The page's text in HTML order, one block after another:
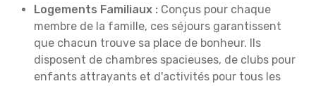
Logements Familiaux : Conçus pour chaque
membre de la famille, ces séjours garantissent
que chacun trouve sa place de bonheur. Ils
disposent de chambres spacieuses, de clubs pour
enfants attrayants et d'activités pour tous les